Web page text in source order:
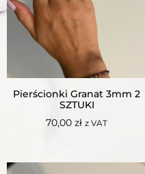
Pierścionki Granat 3mm 2
SZTUKI
70,00 zł z VAT